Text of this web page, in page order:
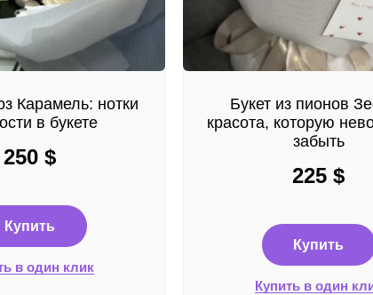
Карамель: нотки
в букете
250 $
Купить
в один клик
Букет из пионов
красота, которую
забыть
225 $
Купить
Купить в один